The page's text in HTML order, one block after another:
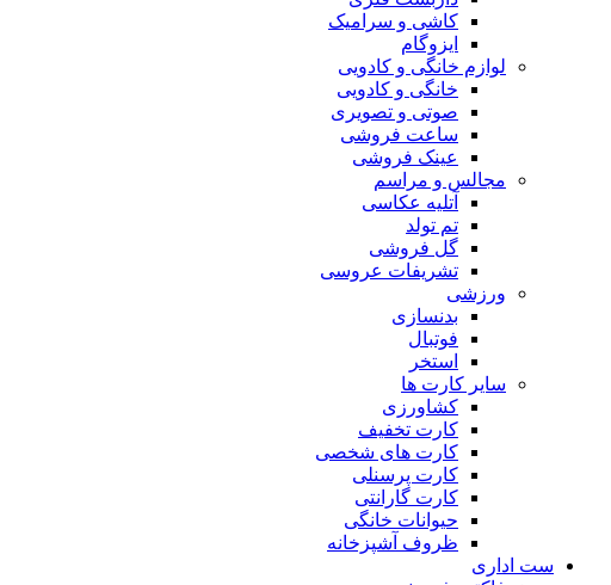
کاشی و سرامیک
ایزوگام
لوازم خانگی و کادویی
خانگی و کادویی
صوتی و تصویری
ساعت فروشی
عینک فروشی
مجالس و مراسم
آتلیه عکاسی
تم تولد
گل فروشی
تشریفات عروسی
ورزشی
بدنسازی
فوتبال
استخر
سایر کارت ها
کشاورزی
کارت تخفیف
کارت های شخصی
کارت پرسنلی
کارت گارانتی
حیوانات خانگی
ظروف آشپزخانه
ست اداری